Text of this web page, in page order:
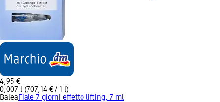
4,95 €
0,007 l (707,14 € / 1 l)
BaleaFiale 7 giorni effetto lifting, 7 ml